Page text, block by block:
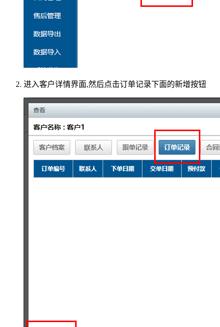
进入客户详情界面,然后点击订单记录下面的新增按钮